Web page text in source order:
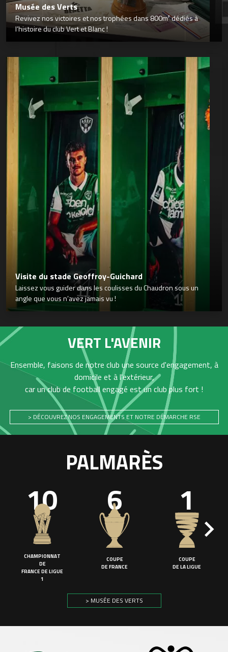
Musée des Verts
Revivez nos victoires et nos trophées dans 800m² dédiés à
l’histoire du club Vert et Blanc !
Visite du stade Geoffroy-Guichard
Laissez vous guider dans les coulisses du Chaudron sous un
angle que vous n’avez jamais vu !
VERT L'AVENIR
Ensemble, faisons de notre club une source d'engagement, à
domicile et à l'extérieur,
car un club de football engagé est un club plus fort !
> DÉCOUVREZ NOS ENGAGEMENTS ET NOTRE DÉMARCHE RSE
PALMARÈS
10
CHAMPIONNAT
DE
FRANCE DE LIGUE
1
6
COUPE
DE FRANCE
1
COUPE
DE LA LIGUE
> MUSÉE DES VERTS